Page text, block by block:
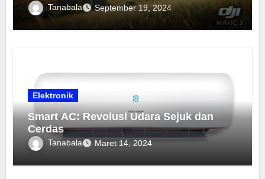
Tanabala September 19, 2024
Elektronik
Smart AC: Revolusi Udara Sejuk dan
Cerdas
Tanabala Maret 14, 2024